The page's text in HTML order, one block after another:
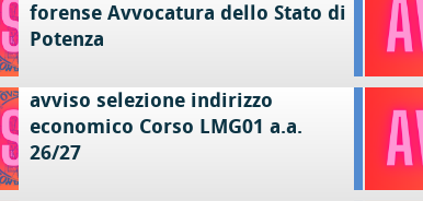
forense Avvocatura dello Stato di
Potenza
avviso selezione indirizzo
economico Corso LMG01 a.a.
26/27